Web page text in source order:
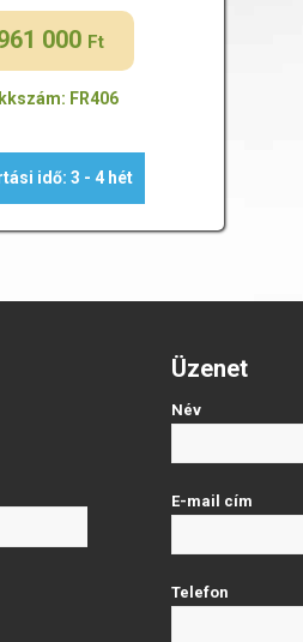
000 Ft
FR406
idő: 3 - 4 hét
Üzenet
Név
E-mail cím
Telefon